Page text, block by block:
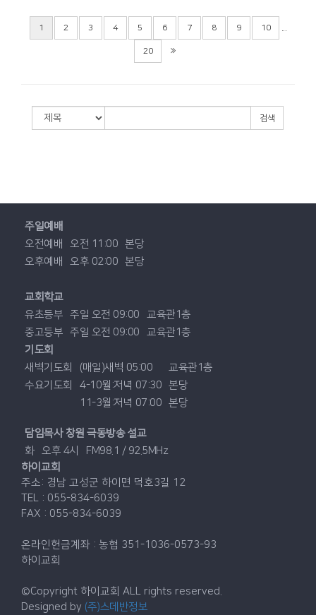
1 2 3 4 5 6 7 8 9 10
20
검색
주일예배
오전예배
오전 11:00 본당
오후예배
오후 02:00 본당
교회학교
유초등부 주일 오전 09:00
교육관1층
중고등부 주일 오전 09:00
교육관1층
기도회
새벽기도회
(매일)새벽 05:00
교육관1층
수요기도회
4-10월:저녁 07:30 본당
11-3월:저녁 07:00 본당
담임목사 창원 극동방송 설교
화
오후 4시
FM98.1 / 92.5MHz
하이교회
주소: 경남 고성군 하이면 덕호3길 12
TEL : 055-834-6039
FAX : 055-834-6039
온라인헌금계좌 : 농협 351-1036-0573-93
하이교회
©Copyright 하이교회 ALL rights reserved.
Designed by (주)스데반정보